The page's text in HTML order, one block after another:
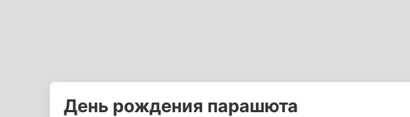
День рождения парашюта